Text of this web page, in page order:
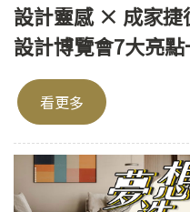
設計靈感 × 成家捷
設計博覽會7大亮
看更多